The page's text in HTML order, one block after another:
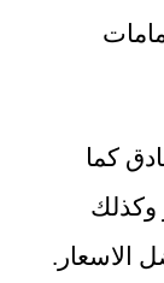
كما
وكذلك
الاسعار.